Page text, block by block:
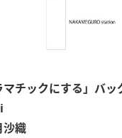
マチックにする」バッ
織